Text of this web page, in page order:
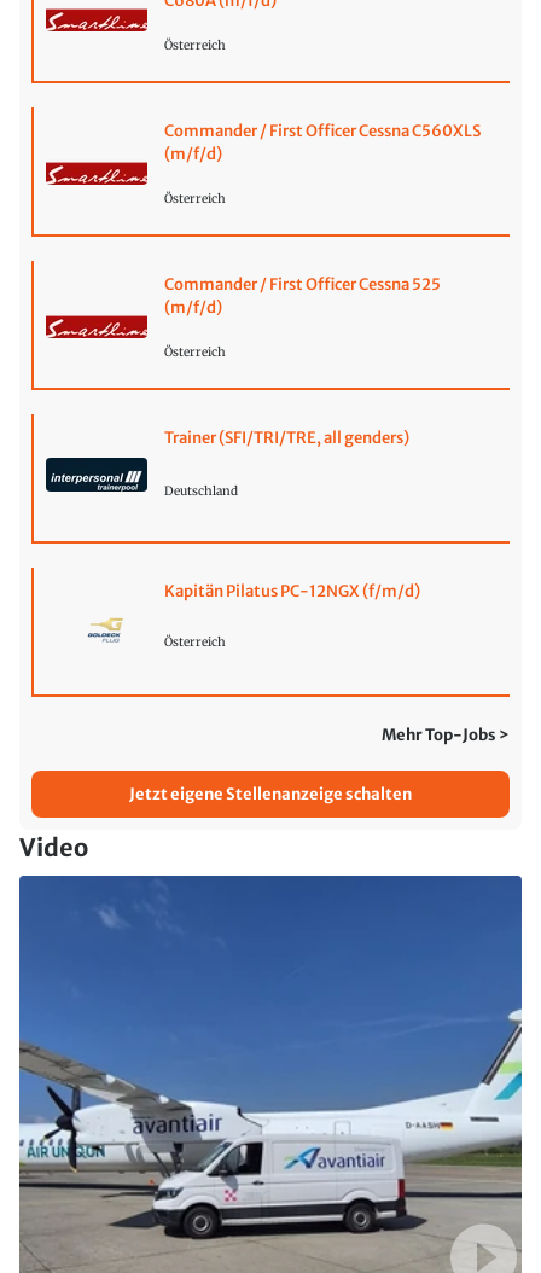
Österreich
Commander / First Officer Cessna C560XLS
(m/f/d)
Österreich
Commander / First Officer Cessna 525
(m/f/d)
Österreich
Trainer (SFI/TRI/TRE, all genders)
Deutschland
Kapitän Pilatus PC-12NGX (f/m/d)
Österreich
Mehr Top-Jobs >
Jetzt eigene Stellenanzeige schalten
Video